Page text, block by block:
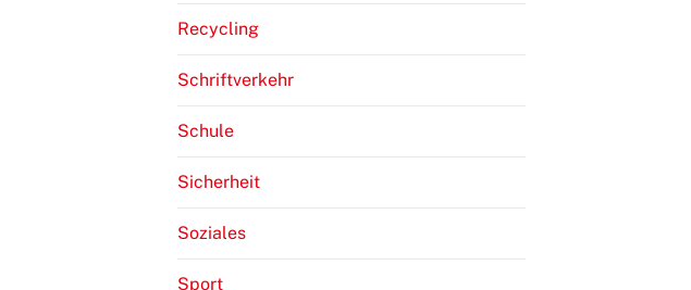
Recycling
Schriftverkehr
Schule
Sicherheit
Soziales
Sport